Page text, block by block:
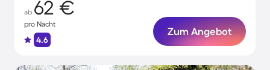
ab 62 €
pro Nacht
4.6
Zum Angebot